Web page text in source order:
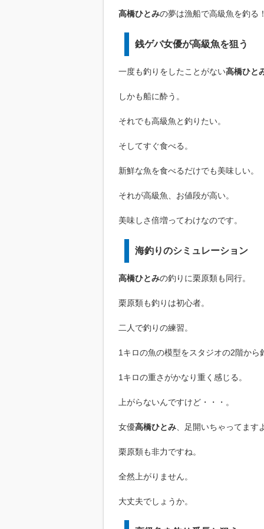
高橋ひとみの夢は漁船で高級魚を釣る！
銭ゲバ女優が高級魚を狙う
一度も釣りをしたことがない高橋ひと
しかも船に酔う。
それでも高級魚と釣りたい。
そしてすぐ食べる。
新鮮な魚を食べるだけでも美味しい。
それが高級魚、お値段が高い。
美味しさ倍増ってわけなのです。
海釣りのシミュレーション
高橋ひとみの釣りに栗原類も同行。
栗原類も釣りは初心者。
二人で釣りの練習。
1キロの魚の模型をスタジオの2階から
1キロの重さがかなり重く感じる。
上がらないんですけど・・・。
女優高橋ひとみ 、足開いちゃってます
栗原類も非力ですね。
全然上がりません。
大丈夫でしょうか。